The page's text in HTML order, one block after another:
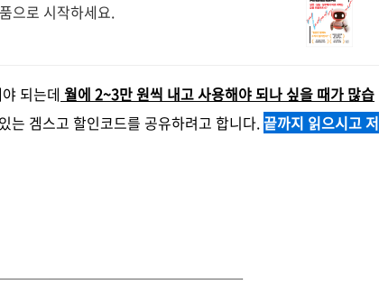
으로 시작하세요.
되는데 월에 2~3만 원씩 내고 사용해야 되나 싶을 때가 많습
는 겜스고 할인코드를 공유하려고 합니다.끝까지 읽으시고 저